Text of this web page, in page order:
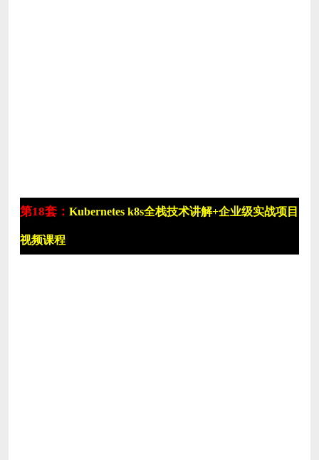
第18套： Kubernetes k8s全栈技术讲解+企业级实战项目
视频课程